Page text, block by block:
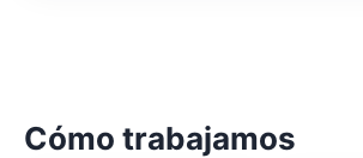
Cómo trabajamos